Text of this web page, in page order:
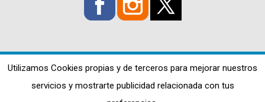
Utilizamos Cookies propias y de terceros para mejorar nuestros
servicios y mostrarte publicidad relacionada con tus